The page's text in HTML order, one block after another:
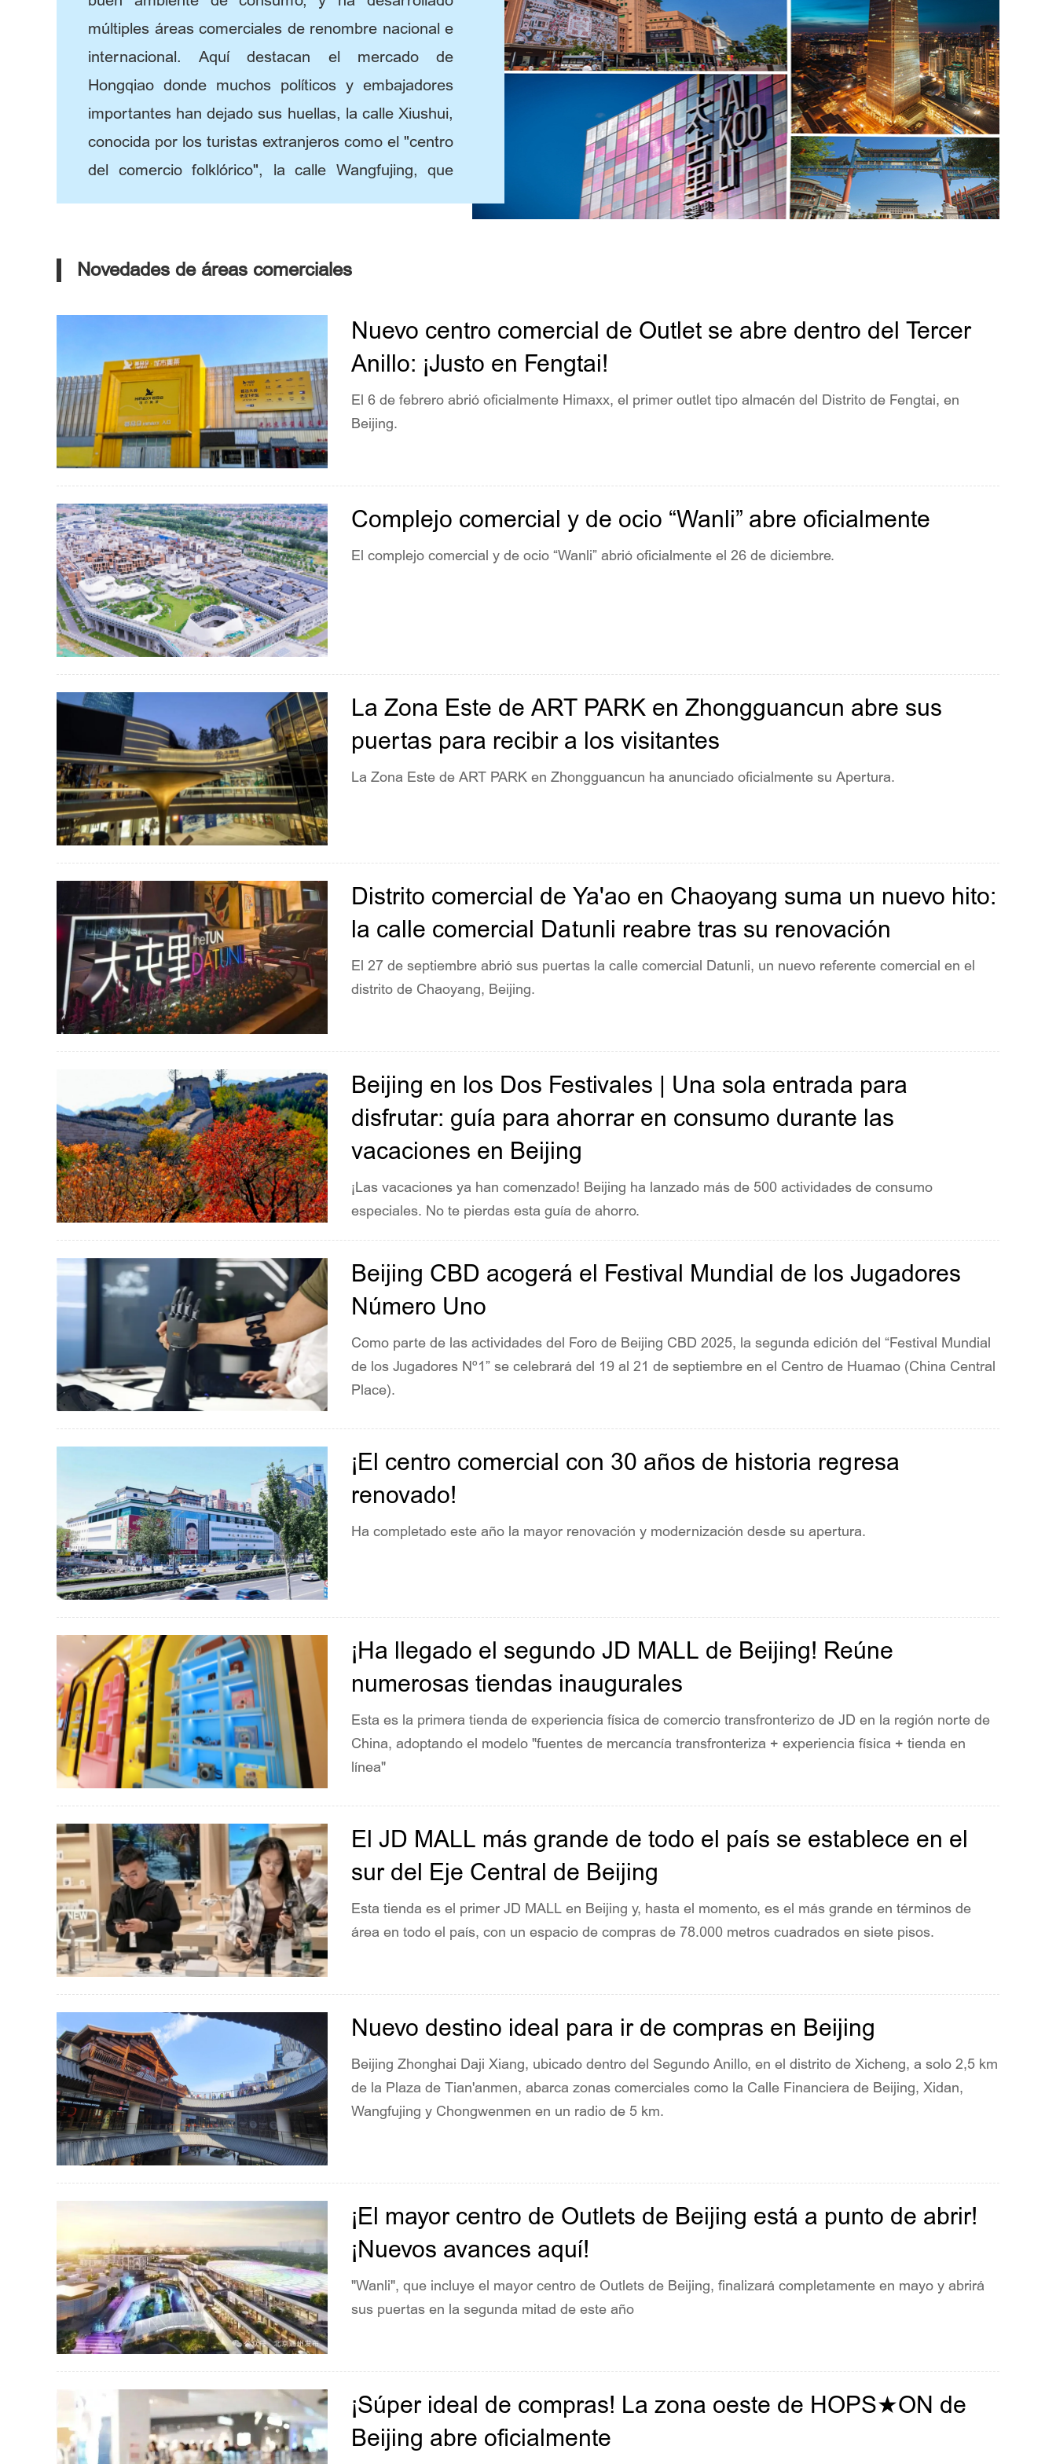
múltiples áreas comerciales de renombre nacional e
internacional. Aquí destacan el mercado de
Hongqiao donde muchos políticos y embajadores
importantes han dejado sus huellas, la calle Xiushui,
conocida por los turistas extranjeros como el "centro
del comercio folklórico", la calle Wangfujing, que
tiene una historia de más de 700 años, y Sanlitun,
Novedades de áreas comerciales
Nuevo centro comercial de Outlet se abre dentro del Tercer
Anillo: ¡Justo en Fengtai!
El 6 de febrero abrió oficialmente Himaxx, el primer outlet tipo almacén del Distrito de Fengtai, en
Beijing.
Complejo comercial y de ocio “Wanli” abre oficialmente
El complejo comercial y de ocio “Wanli” abrió oficialmente el 26 de diciembre.
La Zona Este de ART PARK en Zhongguancun abre sus
puertas para recibir a los visitantes
La Zona Este de ART PARK en Zhongguancun ha anunciado oficialmente su Apertura.
Distrito comercial de Ya'ao en Chaoyang suma un nuevo hito:
la calle comercial Datunli reabre tras su renovación
El 27 de septiembre abrió sus puertas la calle comercial Datunli, un nuevo referente comercial en el
distrito de Chaoyang, Beijing.
Beijing en los Dos Festivales | Una sola entrada para
disfrutar: guía para ahorrar en consumo durante las
vacaciones en Beijing
¡Las vacaciones ya han comenzado! Beijing ha lanzado más de 500 actividades de consumo
especiales. No te pierdas esta guía de ahorro.
Beijing CBD acogerá el Festival Mundial de los Jugadores
Número Uno
Como parte de las actividades del Foro de Beijing CBD 2025, la segunda edición del “Festival Mundial
de los Jugadores Nº1” se celebrará del 19 al 21 de septiembre en el Centro de Huamao (China Central
Place).
¡El centro comercial con 30 años de historia regresa
renovado!
Ha completado este año la mayor renovación y modernización desde su apertura.
¡Ha llegado el segundo JD MALL de Beijing! Reúne
numerosas tiendas inaugurales
Esta es la primera tienda de experiencia física de comercio transfronterizo de JD en la región norte de
China, adoptando el modelo "fuentes de mercancía transfronteriza + experiencia física + tienda en
línea"
El JD MALL más grande de todo el país se establece en el
sur del Eje Central de Beijing
Esta tienda es el primer JD MALL en Beijing y, hasta el momento, es el más grande en términos de
área en todo el país, con un espacio de compras de 78.000 metros cuadrados en siete pisos.
Nuevo destino ideal para ir de compras en Beijing
Beijing Zhonghai Daji Xiang, ubicado dentro del Segundo Anillo, en el distrito de Xicheng, a solo 2,5 km
de la Plaza de Tian'anmen, abarca zonas comerciales como la Calle Financiera de Beijing, Xidan,
Wangfujing y Chongwenmen en un radio de 5 km.
¡El mayor centro de Outlets de Beijing está a punto de abrir!
¡Nuevos avances aquí!
"Wanli", que incluye el mayor centro de Outlets de Beijing, finalizará completamente en mayo y abrirá
sus puertas en la segunda mitad de este año
¡Súper ideal de compras! La zona oeste de HOPS★ON de
Beijing abre oficialmente